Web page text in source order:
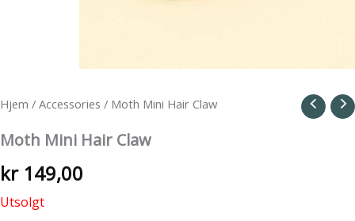
Hjem / Accessories / Moth Mini Hair Claw
Moth Mini Hair Claw
kr149,00
Utsolgt